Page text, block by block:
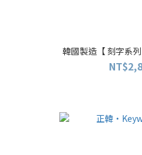
韓國製造【 刻字系